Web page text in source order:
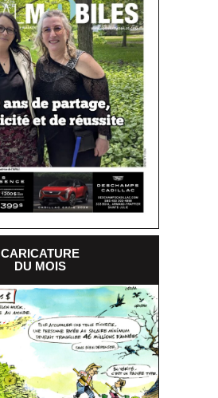
CARICATURE
DU MOIS